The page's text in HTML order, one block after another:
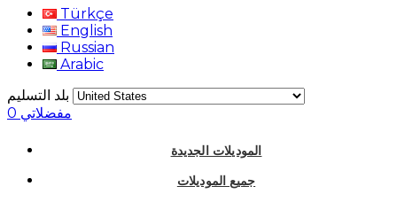
Türkçe
English
Russian
Arabic
بلد التسليم
مفضلاتي 0
الموديلات الجديدة
جميع الموديلات